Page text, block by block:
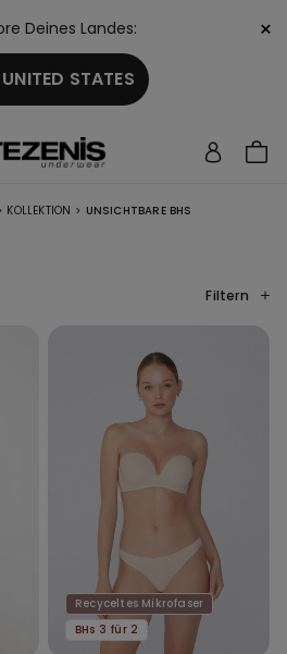
Deines Landes:
STATES
×
KOLLEKTION > UNSICHTBARE BHS
Filtern
Recyceltes Mikrofaser
BHs 3 für 2